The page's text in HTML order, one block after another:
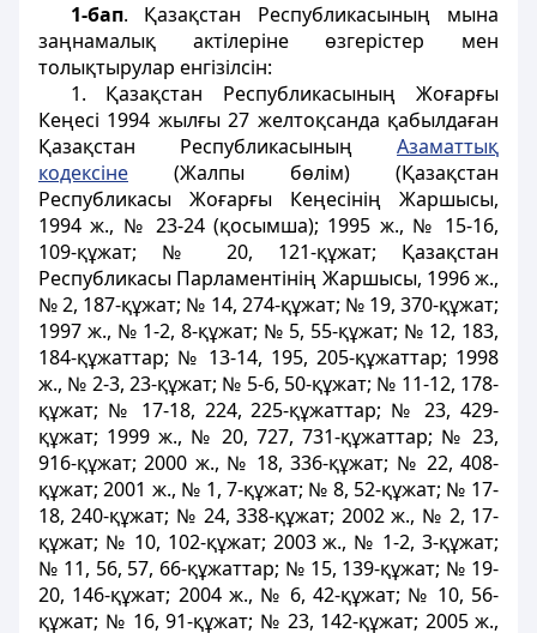
1-бап. Қазақстан Республикасының мына
заңнамалық актілеріне өзгерістер мен
толықтырулар енгізілсін:
1. Қазақстан Республикасының Жоғарғы
Кеңесі 1994 жылғы 27 желтоқсанда қабылдаған
Қазақстан Республикасының Азаматтық
кодексіне (Жалпы бөлім) (Қазақстан
Республикасы Жоғарғы Кеңесінің Жаршысы,
1994 ж., № 23-24 (қосымша); 1995 ж., № 15-16,
109-құжат; № 20, 121-құжат; Қазақстан
Республикасы Парламентінің Жаршысы, 1996 ж.,
№ 2, 187-құжат; № 14, 274-құжат; № 19, 370-құжат;
1997 ж., № 1-2, 8-құжат; № 5, 55-құжат; № 12, 183,
184-құжаттар; № 13-14, 195, 205-құжаттар; 1998
ж., № 2-3, 23-құжат; № 5-6, 50-құжат; № 11-12, 178-
құжат; № 17-18, 224, 225-құжаттар; № 23, 429-
құжат; 1999 ж., № 20, 727, 731-құжаттар; № 23,
916-құжат; 2000 ж., № 18, 336-құжат; № 22, 408-
құжат; 2001 ж., № 1, 7-құжат; № 8, 52-құжат; № 17-
18, 240-құжат; № 24, 338-құжат; 2002 ж., № 2, 17-
құжат; № 10, 102-құжат; 2003 ж., № 1-2, 3-құжат;
№ 11, 56, 57, 66-құжаттар; № 15, 139-құжат; № 19-
20, 146-құжат; 2004 ж., № 6, 42-құжат; № 10, 56-
құжат; № 16, 91-құжат; № 23, 142-құжат; 2005 ж.,